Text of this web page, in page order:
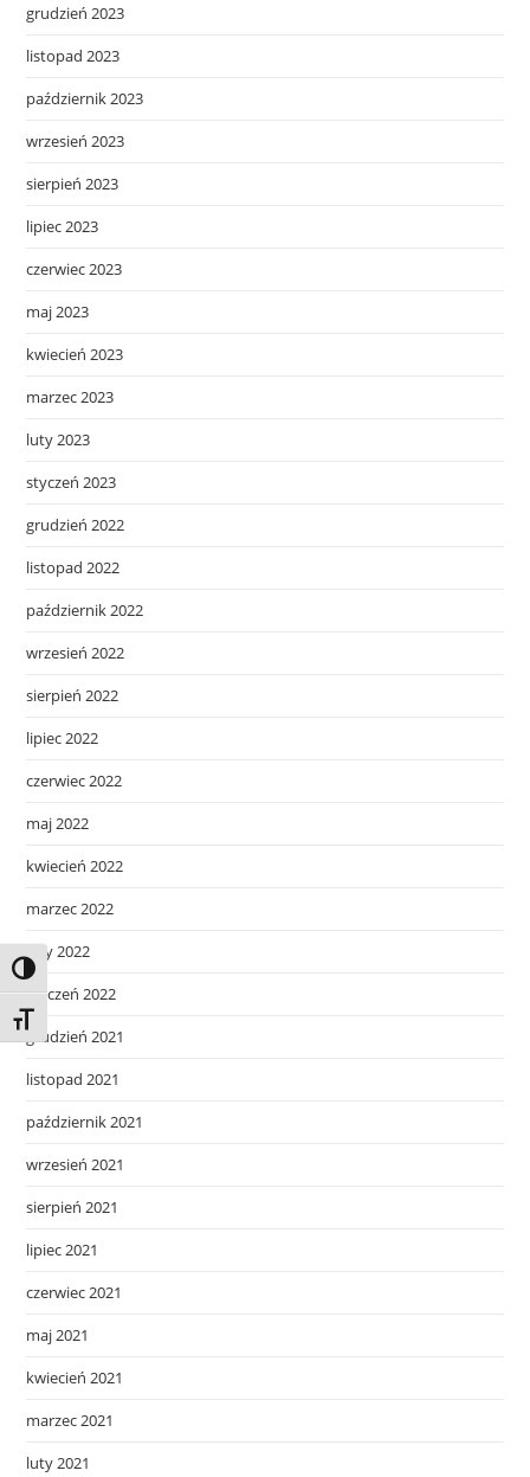
Toggle High Contrast
Toggle Font size
grudzień 2023
listopad 2023
październik 2023
wrzesień 2023
sierpień 2023
lipiec 2023
czerwiec 2023
maj 2023
kwiecień 2023
marzec 2023
luty 2023
styczeń 2023
grudzień 2022
listopad 2022
październik 2022
wrzesień 2022
sierpień 2022
lipiec 2022
czerwiec 2022
maj 2022
kwiecień 2022
marzec 2022
luty 2022
styczeń 2022
grudzień 2021
listopad 2021
październik 2021
wrzesień 2021
sierpień 2021
lipiec 2021
czerwiec 2021
maj 2021
kwiecień 2021
marzec 2021
luty 2021